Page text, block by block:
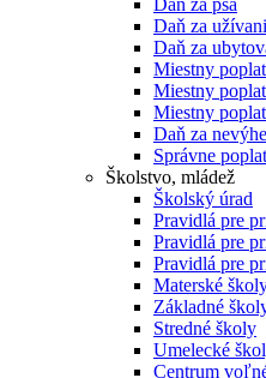
Daň za psa
Daň za
Daň za
Miestny
Miestny
Miestny
Daň za
Správne
Školstvo, mládež
Školský úrad
Pravidlá pre
Pravidlá pre
Pravidlá pre
Materské
Základné
Stredné školy
Umelecké
Centrum